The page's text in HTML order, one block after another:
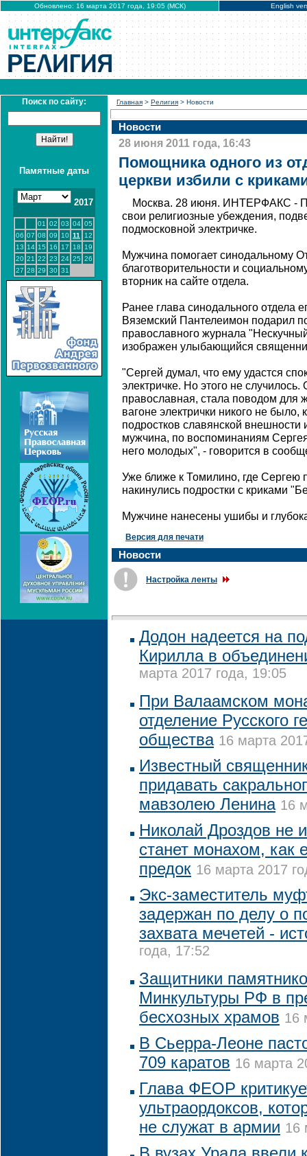
Обновлено: 16 марта 2017 года, 19:05 (МСК) English
Поиск по сайту:
Памятные даты
2017
01 02 03 04 05
06 07 08 09 10 11
12
13 14 15 16 17 18
19
20 21 22 23 24 25 26
27 28 29 30 31
Главная > Религия > Новости
Новости
28 июня 2011 года, 16:43
Помощника одного из
церкви избили с
Москва. 28 июня. ИНТЕРФАКС -
свои религиозные убеждения,
подмосковной электричке.
Мужчина помогает синодальному
благотворительности и
вторник на сайте отдела.
Ранее глава синодального отдела
Вяземский Пантелеимон подарил
православного журнала
изображен улыбающийся
"Сергей думал, что ему удастся
электричке. Но этого не
православная, стала поводом для
вагоне электрички никого не
подростков славянской
мужчина, по воспоминаниям
него молодых", - говорится в
Уже ближе к Томилино, где Сергею
накинулись подростки с криками
Мужчине нанесены ушибы и
Версия для печати
Новости
Настройка ленты
Додон надеется на
Кирилла в
марта 2017 года, 19:05
При Валаамском
отделение Русского
общества 16 марта
Известный
придавать
мавзолею Ленина 16
Николай Дроздов не
станет монахом, как
предок 16 марта 2017
Экс-заместитель
задержан по делу о
захвата мечетей -
года, 17:52
Защитники
Минкультуры РФ в
бесхозных храмов 16
В Сьерра-Леоне
709 каратов 16 марта
Глава ФЕОР
ультраордоксов,
не служат в армии 16